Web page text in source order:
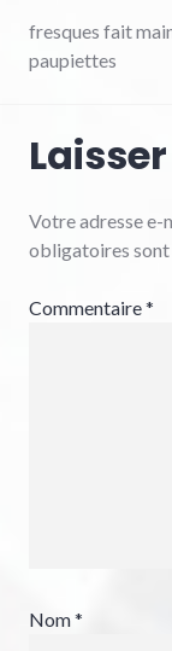
fresques fait
paupiettes
Votre adresse e-
obligatoires sont
Commentaire*
Nom*